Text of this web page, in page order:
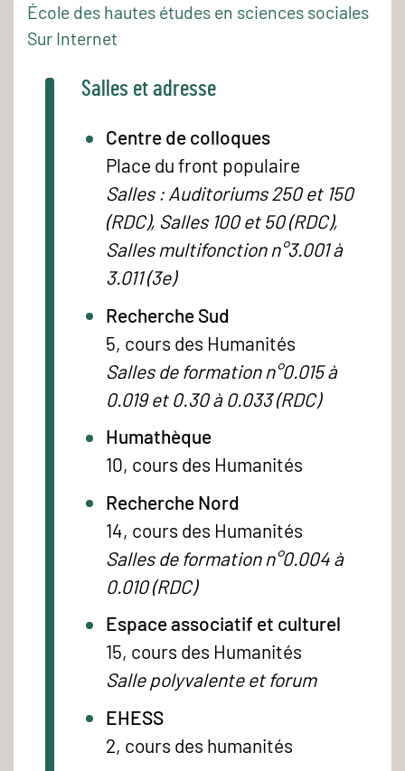
École des hautes études en sciences sociales
Sur Internet
Salles et adresse
Centre de colloques
Place du front populaire
Salles : Auditoriums 250 et 150
(RDC), Salles 100 et 50 (RDC),
Salles multifonction n°3.001 à
3.011 (3e)
Recherche Sud
5, cours des Humanités
Salles de formation n°0.015 à
0.019 et 0.30 à 0.033 (RDC)
Humathèque
10, cours des Humanités
Recherche Nord
14, cours des Humanités
Salles de formation n°0.004 à
0.010 (RDC)
Espace associatif et culturel
15, cours des Humanités
Salle polyvalente et forum
EHESS
2, cours des humanités